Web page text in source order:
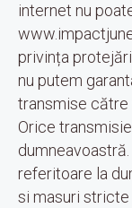
internet nu
privința
nu putem
transmise către
Orice
referitoare la
si masuri